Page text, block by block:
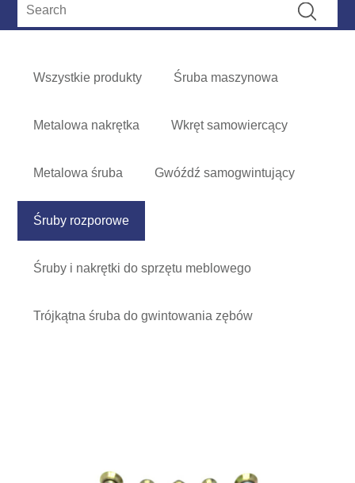
Wszystkie produkty Śruba maszynowa
Metalowa nakrętka Wkręt samowiercący
Metalowa śruba Gwóźdź samogwintujący
Śruby rozporowe
Śruby i nakrętki do sprzętu meblowego
Trójkątna śruba do gwintowania zębów